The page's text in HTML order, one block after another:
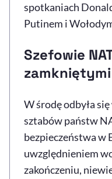
Deklaracja dostępności,
spotkaniach
Putinem i
Szefowie
W środę odbyła
sztabów państw
bezpieczeństwa w
uwzględnieniem
zakończeniu,